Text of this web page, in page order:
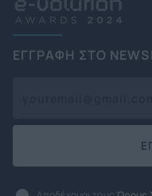
ΕΓΓΡΑΦΗ ΣΤΟ